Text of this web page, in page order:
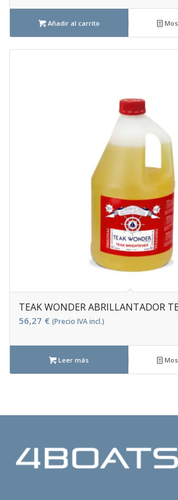
Añadir al carrito
TEAK WONDER ABRILLANTADOR
56,27 € (Precio IVA incl.)
Leer más